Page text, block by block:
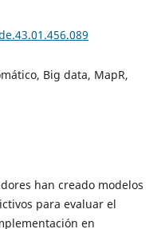
Big data, MapR,
han creado modelos
para evaluar el
en